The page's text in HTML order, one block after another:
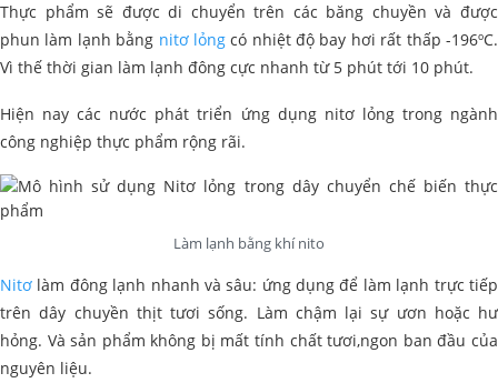
Thực phẩm sẽ được di chuyển trên các băng chuyền và được
phun làm lạnh bằng nitơ lỏngcó nhiệt độ bay hơi rất thấp -196ºC.
Vì thế thời gian làm lạnh đông cực nhanh từ 5 phút tới 10 phút.
Hiện nay các nước phát triển ứng dụng nitơ lỏng trong ngành
công nghiệp thực phẩm rộng rãi.
Làm lạnh bằng khí nito
Nitơ làm đông lạnh nhanh và sâu: ứng dụng để làm lạnh trực tiếp
trên dây chuyền thịt tươi sống. Làm chậm lại sự ươn hoặc hư
hỏng. Và sản phẩm không bị mất tính chất tươi,ngon ban đầu của
nguyên liệu.